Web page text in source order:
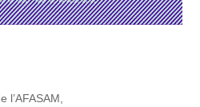
l’AFASAM,